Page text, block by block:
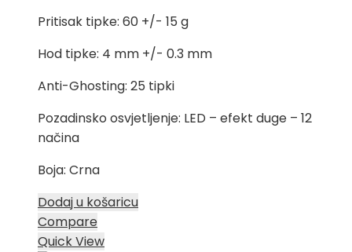
Pritisak tipke: 60 +/- 15 g
Hod tipke: 4 mm +/- 0.3 mm
Anti-Ghosting: 25 tipki
Pozadinsko osvjetljenje: LED – efekt duge – 12
načina
Boja: Crna
Dodaj u košaricu
Compare
Quick View